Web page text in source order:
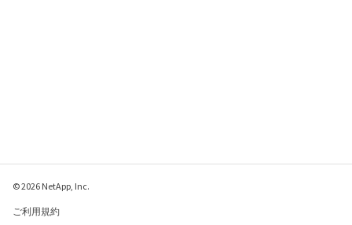
© 2026 NetApp, Inc.
ご利用規約